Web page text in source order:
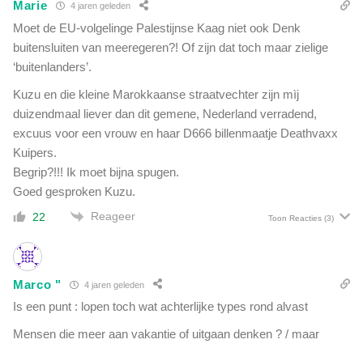
Marie 4 jaren geleden
Moet de EU-volgelinge Palestijnse Kaag niet ook Denk
buitensluiten van meeregeren?! Of zijn dat toch maar zielige
‘buitenlanders’.
Kuzu en die kleine Marokkaanse straatvechter zijn mìj
duizendmaal liever dan dit gemene, Nederland verradend,
excuus voor een vrouw en haar D666 billenmaatje Deathvaxx
Kuipers.
Begrip?!!! Ik moet bijna spugen.
Goed gesproken Kuzu.
22 Reageer Toon Reacties (3)
Marco " 4 jaren geleden
Is een punt : lopen toch wat achterlijke types rond alvast
Mensen die meer aan vakantie of uitgaan denken ? / maar